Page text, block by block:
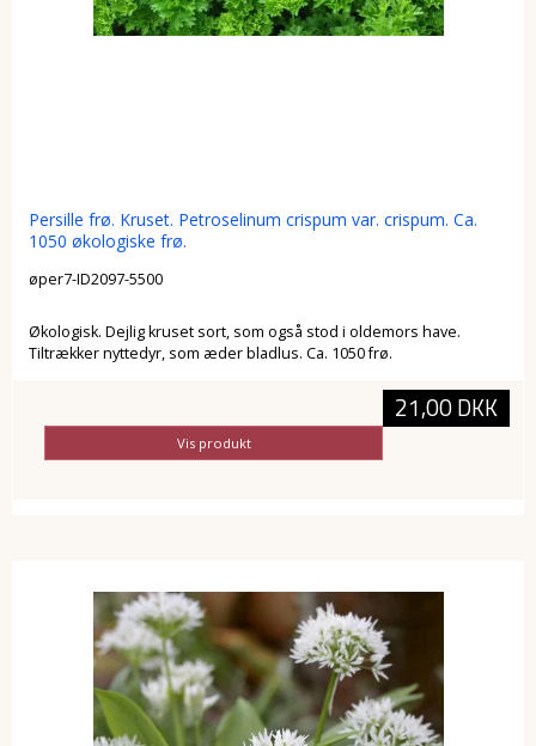
Persille frø. Kruset. Petroselinum crispum var. crispum. Ca.
1050 økologiske frø.
øper7-ID2097-5500
Økologisk. Dejlig kruset sort, som også stod i oldemors have.
Tiltrækker nyttedyr, som æder bladlus. Ca. 1050 frø.
21,00 DKK
Vis produkt